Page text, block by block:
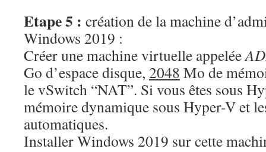
Etape 5 : création de la machine
Windows 2019 :
Créer une machine virtuelle appelée
Go d’espace disque, 2048 Mo de
le vSwitch “NAT”. Si vous êtes sous
mémoire dynamique sous Hyper-V et
automatiques.
Installer Windows 2019 sur cette